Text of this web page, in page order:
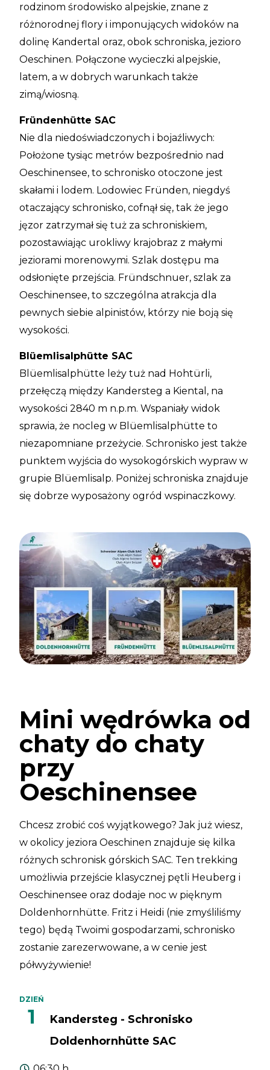
rodzinom środowisko alpejskie, znane z
różnorodnej flory i imponujących widoków na
dolinę Kandertal oraz, obok schroniska, jezioro
Oeschinen. Połączone wycieczki alpejskie,
latem, a w dobrych warunkach także
zimą/wiosną.
Fründenhütte SAC
Nie dla niedoświadczonych i bojaźliwych:
Położone tysiąc metrów bezpośrednio nad
Oeschinensee, to schronisko otoczone jest
skałami i lodem. Lodowiec Fründen, niegdyś
otaczający schronisko, cofnął się, tak że jego
jęzor zatrzymał się tuż za schroniskiem,
pozostawiając urokliwy krajobraz z małymi
jeziorami morenowymi. Szlak dostępu ma
odsłonięte przejścia. Fründschnuer, szlak za
Oeschinensee, to szczególna atrakcja dla
pewnych siebie alpinistów, którzy nie boją się
wysokości.
Blüemlisalphütte SAC
Blüemlisalphütte leży tuż nad Hohtürli,
przełęczą między Kandersteg a Kiental, na
wysokości 2840 m n.p.m. Wspaniały widok
sprawia, że nocleg w Blüemlisalphütte to
niezapomniane przeżycie. Schronisko jest także
punktem wyjścia do wysokogórskich wypraw w
grupie Blüemlisalp. Poniżej schroniska znajduje
się dobrze wyposażony ogród wspinaczkowy.
Mini wędrówka od
chaty do chaty
przy
Oeschinensee
Chcesz zrobić coś wyjątkowego? Jak już wiesz,
w okolicy jeziora Oeschinen znajduje się kilka
różnych schronisk górskich SAC. Ten trekking
umożliwia przejście klasycznej pętli Heuberg i
Oeschinensee oraz dodaje noc w pięknym
Doldenhornhütte. Fritz i Heidi (nie zmyśliliśmy
tego) będą Twoimi gospodarzami, schronisko
zostanie zarezerwowane, a w cenie jest
półwyżywienie!
DZIEŃ
1
Kandersteg - Schronisko
Doldenhornhütte SAC